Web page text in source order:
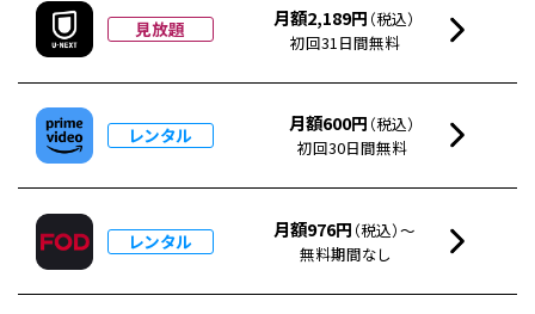
見放題 月額2,189円 （税込）
初回31日間無料
レンタル 月額600円 （税込）
初回30日間無料
レンタル 月額976円 （税込）～
無料期間なし